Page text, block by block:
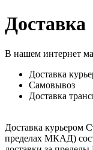
Доставка
В нашем интернет
Доставка
Самовывоз
Доставка
Доставка курьером
пределах МКАД)